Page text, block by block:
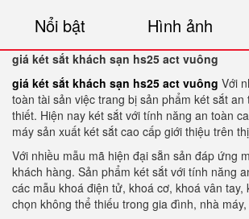
Nổi bật Hình ảnh
giá két sắt khách sạn hs25 act vuông
giá két sắt khách sạn hs25 act vuông Với
toàn tài sản việc trang bị sản phẩm két sắt an
thiết. Hiện nay két sắt với tính năng an toàn
máy sản xuất két sắt cao cấp giới thiệu trên
Với nhiều mẫu mã hiện đại sẵn sản đáp ứng
khách hàng. Sản phẩm két sắt với tính năng
các mẫu khoá điện tử, khoá cơ, khoá vân tay,
chọn không thể thiếu trong gia đình, nhà